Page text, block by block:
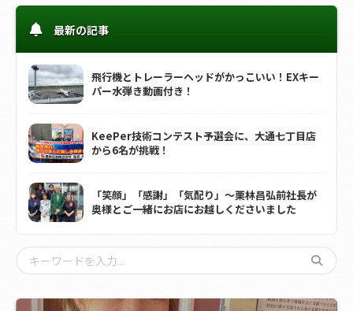
最新の記事
飛行機とトレーラーヘッドがかっこいい！EXキー
パー水弾き動画付き！
KeePer技術コンテスト予選会に、大通七丁目店
から6名が挑戦！
「笑顔」「感謝」「気配り」～栗林昌弘前社長が
奥様とご一緒にお店にお越しくださいました